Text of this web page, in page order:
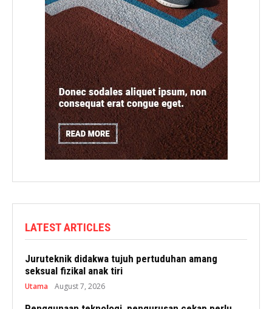
LATEST ARTICLES
Juruteknik didakwa tujuh pertuduhan amang
seksual fizikal anak tiri
Utama August 7, 2026